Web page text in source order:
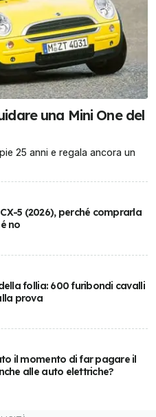
una Mini One del
25 anni e regala ancora un
5 (2026), perché comprarla
no
follia: 600 furibondi cavalli
prova
il momento di far pagare il
alle auto elettriche?